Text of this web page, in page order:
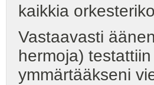
kaikkia
Vastaavasti
hermoja)
ymmärtääkseni